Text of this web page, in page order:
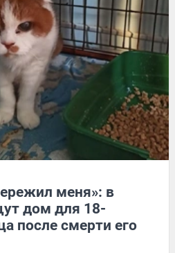
меня»: в
дом для 18-
после смерти его